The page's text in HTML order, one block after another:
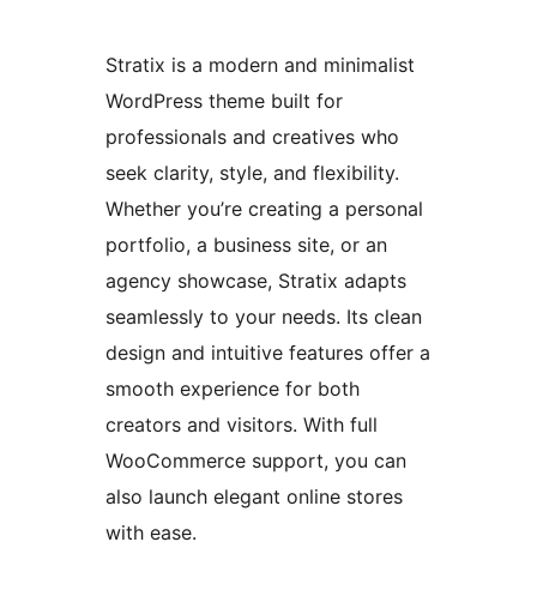
Stratix is a modern and minimalist
WordPress theme built for
professionals and creatives who
seek clarity, style, and flexibility.
Whether you’re creating a personal
portfolio, a business site, or an
agency showcase, Stratix adapts
seamlessly to your needs. Its clean
design and intuitive features offer a
smooth experience for both
creators and visitors. With full
WooCommerce support, you can
also launch elegant online stores
with ease.